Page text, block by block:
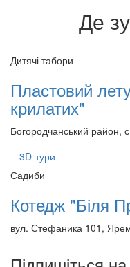
Де
Дитячі табори
Пластовий
крилатих"
Богородчанський район,
3D-тури
Садиби
Котедж "Біля
вул. Стефаника 101,